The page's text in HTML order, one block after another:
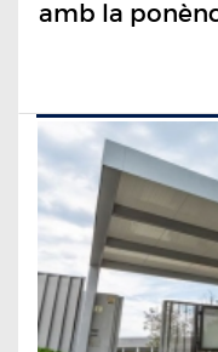
amb la